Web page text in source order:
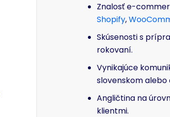
Znalosť e-
Shopify,
Skúsenosti s
rokovaní.
Vynikajúce
slovenskom alebo
Angličtina na
klientmi.